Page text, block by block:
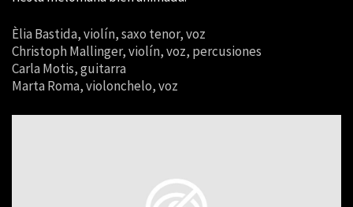
Èlia Bastida, violín, saxo tenor, voz
Christoph Mallinger, violín, voz, percusiones
Carla Motis, guitarra
Marta Roma, violonchelo, voz